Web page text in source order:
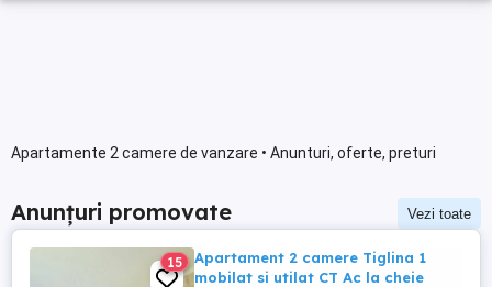
Apartamente 2 camere de vanzare • Anunturi, oferte, preturi
Anunțuri promovate Vezi toate
15
Apartament 2 camere Tiglina 1
mobilat si utilat CT Ac la cheie